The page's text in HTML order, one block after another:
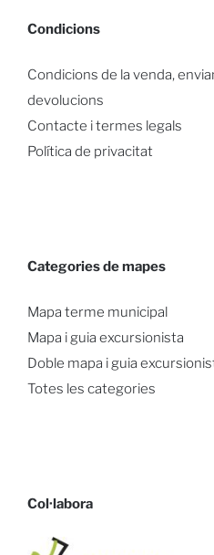
Condicions
Condicions de la venda,
devolucions
Contacte i termes legals
Política de privacitat
Categories de mapes
Mapa terme municipal
Mapa i guia excursionista
Doble mapa i guia
Totes les categories
Col·labora